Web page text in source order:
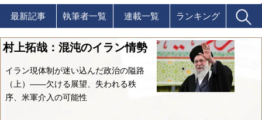
最新記事 執筆者一覧 連載一覧 ランキング
村上拓哉：混沌のイラン情勢
イラン現体制が迷い込んだ政治の隘路
（上）――欠ける展望、失われる秩
序、米軍介入の可能性